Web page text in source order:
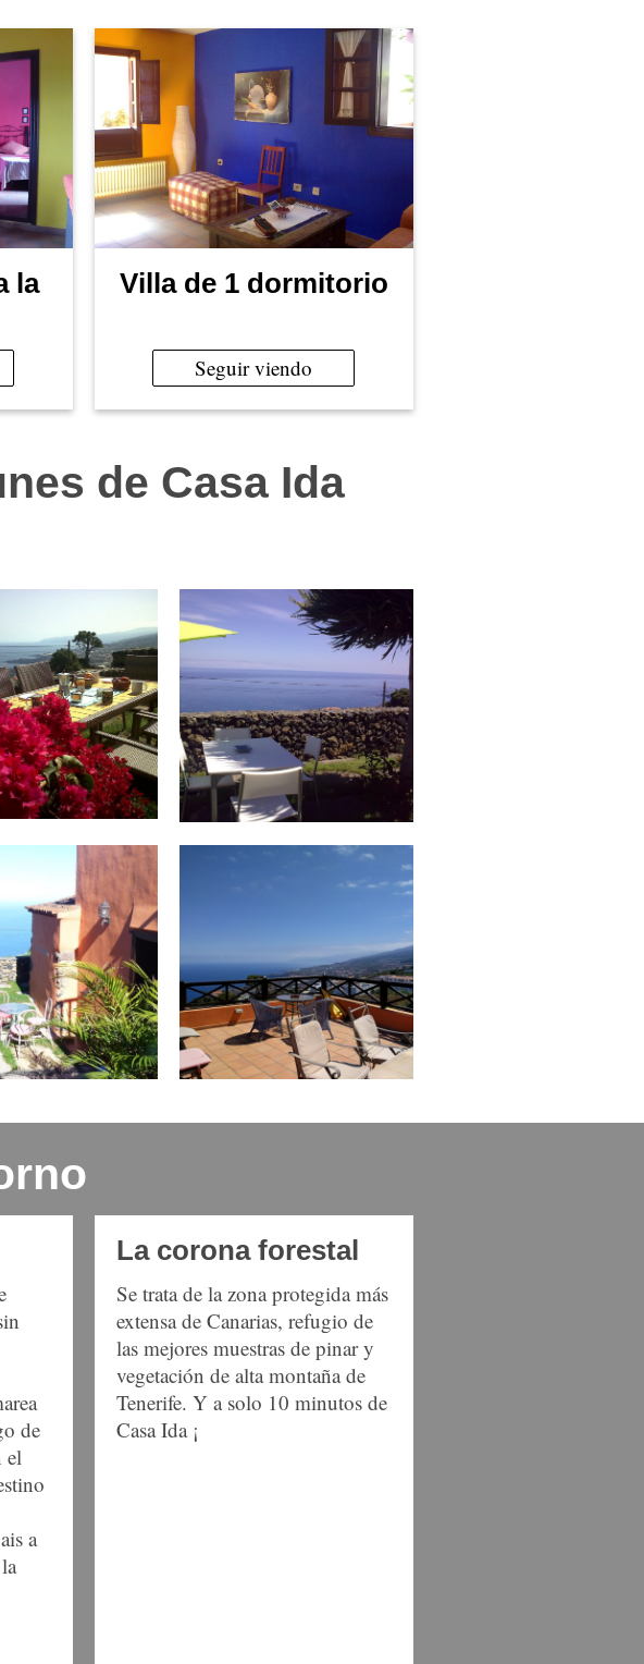
la
Villa de 1 dormitorio
Seguir viendo
de Casa Ida
de
el
a
La corona forestal
Se trata de la zona protegida más
extensa de Canarias, refugio de
las mejores muestras de pinar y
vegetación de alta montaña de
Tenerife. Y a solo 10 minutos de
Casa Ida ¡